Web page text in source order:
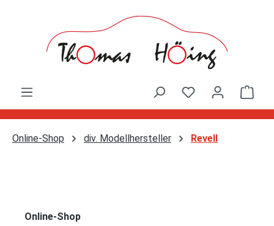
Online-Shop div. Modellhersteller Revell
Online-Shop